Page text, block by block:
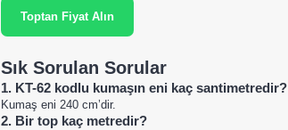
Toptan Fiyat Alın
Sık Sorulan Sorular
1. KT-62 kodlu kumaşın eni kaç santimetredir?
Kumaş eni 240 cm’dir.
2. Bir top kaç metredir?